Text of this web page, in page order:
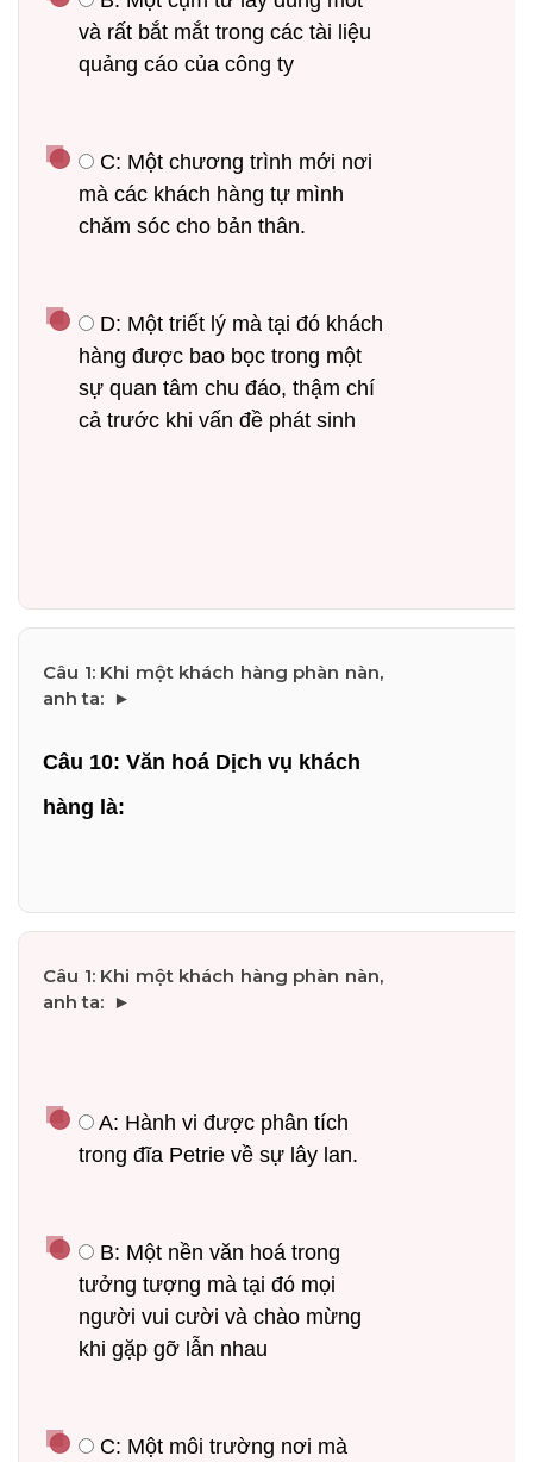
và rất bắt mắt trong các tài liệu
quảng cáo của công ty
C: Một chương trình mới nơi
mà các khách hàng tự mình
chăm sóc cho bản thân.
D: Một triết lý mà tại đó khách
hàng được bao bọc trong một
sự quan tâm chu đáo, thậm chí
cả trước khi vấn đề phát sinh
Câu 10: Văn hoá Dịch vụ khách
hàng là:
A: Hành vi được phân tích
trong đĩa Petrie về sự lây lan.
B: Một nền văn hoá trong
tưởng tượng mà tại đó mọi
người vui cười và chào mừng
khi gặp gỡ lẫn nhau
C: Một môi trường nơi mà